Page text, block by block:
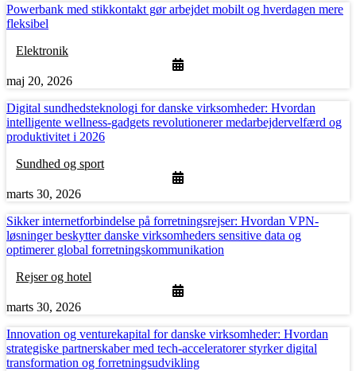
Powerbank med stikkontakt gør arbejdet mobilt og hverdagen mere
fleksibel
Elektronik
maj 20, 2026
Digital sundhedsteknologi for danske virksomheder: Hvordan
intelligente wellness-gadgets revolutionerer medarbejdervelfærd og
produktivitet i 2026
Sundhed og sport
marts 30, 2026
Sikker internetforbindelse på forretningsrejser: Hvordan VPN-
løsninger beskytter danske virksomheders sensitive data og
optimerer global forretningskommunikation
Rejser og hotel
marts 30, 2026
Innovation og venturekapital for danske virksomheder: Hvordan
strategiske partnerskaber med tech-acceleratorer styrker digital
transformation og forretningsudvikling